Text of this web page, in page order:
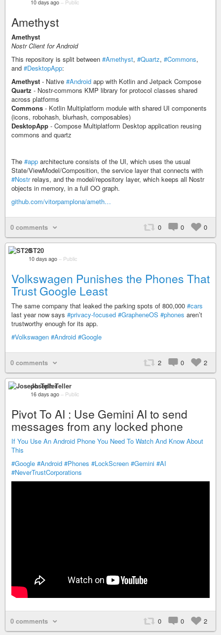
10 days ago – Public
Amethyst
Amethyst
Nostr Client for Android
This repository is split between #Amethyst, #Quartz, #Commons,
and #DesktopApp:
Amethyst - Native #Android app with Kotlin and Jetpack Compose
Quartz - Nostr-commons KMP library for protocol classes shared
across platforms
Commons - Kotlin Multiplatform module with shared UI components
(icons, robohash, blurhash, composables)
DesktopApp - Compose Multiplatform Desktop application reusing
commons and quartz
The #app architecture consists of the UI, which uses the usual
State/ViewModel/Composition, the service layer that connects with
#Nostrrelays, and the model/repository layer, which keeps all Nostr
objects in memory, in a full OO graph.
github.com/vitorpamplona/ameth…
0 comments 0 0 0
ST20
10 days ago – Public
Volkswagen Punishes the Phones That
Trust Google Least
The same company that leaked the parking spots of 800,000 #cars
last year now says #privacy-focused #GrapheneOS #phones aren’t
trustworthy enough for its app.
#Volkswagen #Android #Google
0 comments 2 0 2
Joseph Teller
16 days ago – Public
Pivot To AI : Use Gemini AI to send
messages from any locked phone
If You Use An Android Phone You Need To Watch And Know About
This
#Google #Android #Phones #LockScreen #Gemini #AI
#NeverTrustCorporations
0 comments 0 0 2